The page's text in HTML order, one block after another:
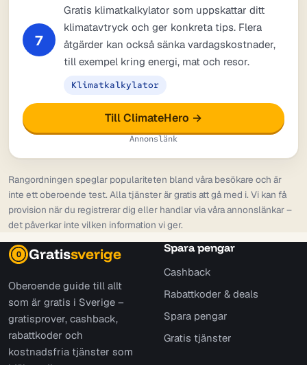
7
Gratis klimatkalkylator som uppskattar ditt
klimatavtryck och ger konkreta tips. Flera
åtgärder kan också sänka vardagskostnader,
till exempel kring energi, mat och resor.
Klimatkalkylator
Till ClimateHero →
Annonslänk
Rangordningen speglar populariteten bland våra besökare och är
inte ett oberoende test. Alla tjänster är gratis att gå med i. Vi kan få
provision när du registrerar dig eller handlar via våra annonslänkar –
det påverkar inte vilken information vi ger.
0 Gratissverige
Oberoende guide till allt
som är gratis i Sverige –
gratisprover, cashback,
rabattkoder och
kostnadsfria tjänster som
Spara pengar
Cashback
Rabattkoder & deals
Spara pengar
Gratis tjänster